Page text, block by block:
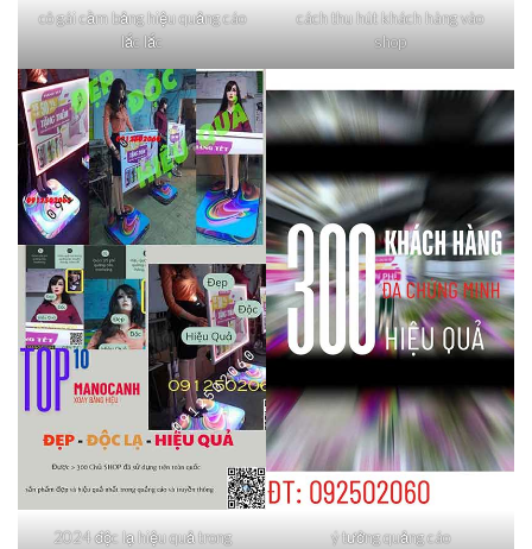
cô gái cầm bảng hiệu quảng cáo
lắc lắc
cách thu hút khách hàng vào
shop
2024 độc lạ hiệu quả trong
ý tưởng quảng cáo